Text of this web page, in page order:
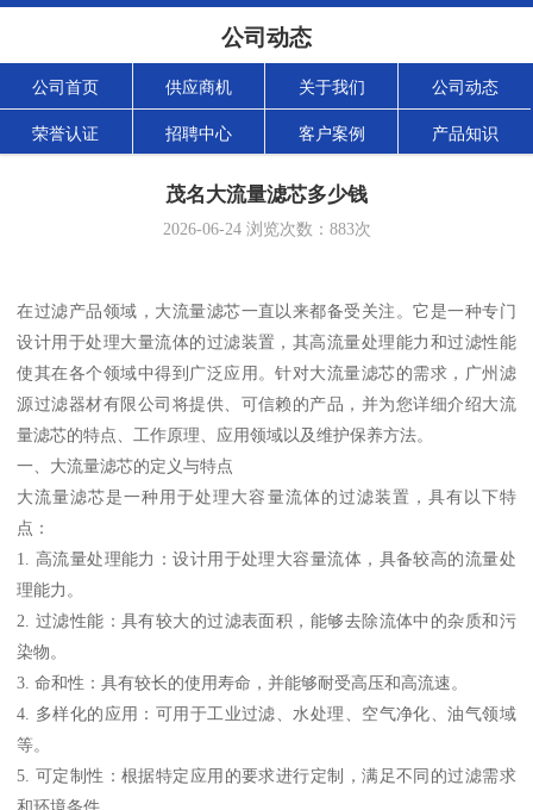
公司动态
公司首页 供应商机 关于我们 公司动态
荣誉认证 招聘中心 客户案例 产品知识
茂名大流量滤芯多少钱
2026-06-24浏览次数： 883次
在过滤产品领域，大流量滤芯一直以来都备受关注。它是一种专门
设计用于处理大量流体的过滤装置，其高流量处理能力和过滤性能
使其在各个领域中得到广泛应用。针对大流量滤芯的需求，广州滤
源过滤器材有限公司将提供、可信赖的产品，并为您详细介绍大流
量滤芯的特点、工作原理、应用领域以及维护保养方法。
一、大流量滤芯的定义与特点
大流量滤芯是一种用于处理大容量流体的过滤装置，具有以下特
点：
1. 高流量处理能力：设计用于处理大容量流体，具备较高的流量处
理能力。
2. 过滤性能：具有较大的过滤表面积，能够去除流体中的杂质和污
染物。
3. 命和性：具有较长的使用寿命，并能够耐受高压和高流速。
4. 多样化的应用：可用于工业过滤、水处理、空气净化、油气领域
等。
5. 可定制性：根据特定应用的要求进行定制，满足不同的过滤需求